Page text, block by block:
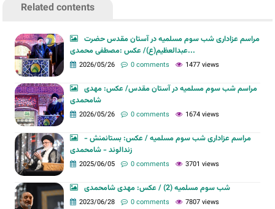
Related contents
مراسم عزاداری شب سوم مسلمیه در آستان مقدس حضرت
عبدالعظیم(ع)/ عکس :مصطفی محمدی...
2026/05/26 0 comments 1477 views
مراسم شب سوم مسلمیه در آستان مقدس/ عکس: مهدی
شامحمدی
2026/05/26 0 comments 1674 views
مراسم عزاداری شب سوم مسلمیه / عکس: بستانمنش -
زندالوند - شامحمدی
2025/06/05 0 comments 3701 views
شب سوم مسلمیه (2) / عکس: مهدی شامحمدی
2023/06/28 0 comments 7807 views